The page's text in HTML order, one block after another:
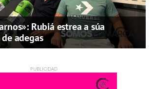
Rubiá estrea a súa
adegas